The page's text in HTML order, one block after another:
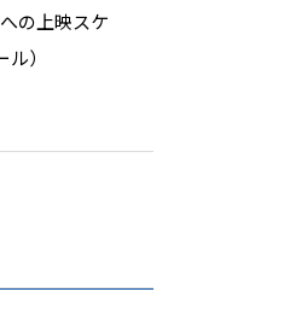
の上映スケ
）